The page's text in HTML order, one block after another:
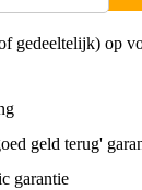
gedeeltelijk) op
geld terug'
garantie